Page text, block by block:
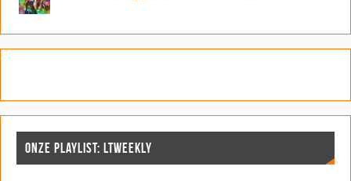
ONZE PLAYLIST: LTWEEKLY